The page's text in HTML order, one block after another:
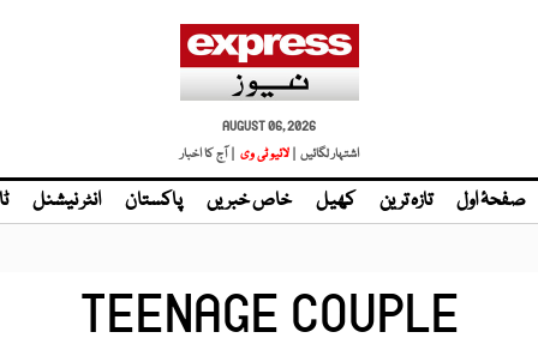
AUGUST 06, 2026
اشتہار لگائیں | لائیو ٹی وی | آج کا اخبار
صفحۂ اول تازہ ترین کھیل خاص خبریں پاکستان انٹر نیشنل
TEENAGE COUPLE